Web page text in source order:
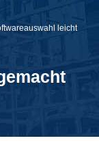
leicht